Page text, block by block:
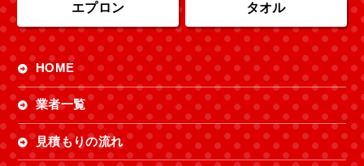
エプロン タオル
HOME
業者一覧
見積もりの流れ